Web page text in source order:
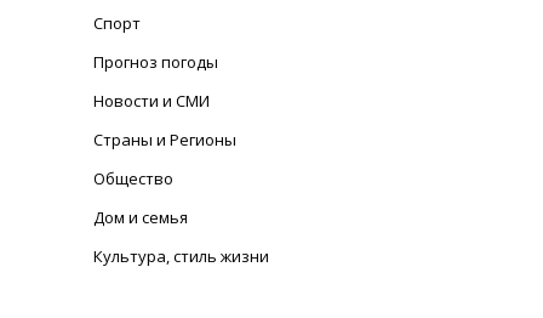
Спорт
Прогноз погоды
Новости и СМИ
Страны и Регионы
Общество
Дом и семья
Культура, стиль жизни